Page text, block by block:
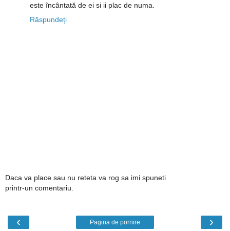
este încântată de ei si ii plac de numa.
Răspundeți
Daca va place sau nu reteta va rog sa imi spuneti
printr-un comentariu.
‹ ›
Pagina de pornire